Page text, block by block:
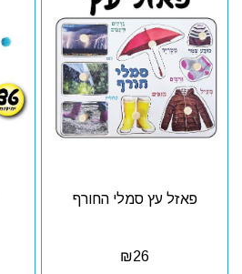
פאזל עץ סמלי החורף
₪26